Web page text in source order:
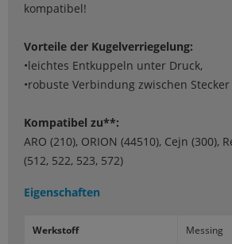
kompatibel!
Vorteile der Kugelverriegelung:
•leichtes Entkuppeln unter Druck,
•robuste Verbindung zwischen
Kompatibel zu**:
ARO (210), ORION (44510), Cejn (300),
(512, 522, 523, 572)
Eigenschaften
Werk­stoff Mes­sing